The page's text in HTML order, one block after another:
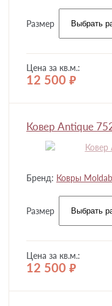
Размер
Цена за кв.м.:
12 500 руб.
Ковер Antique
Бренд: Ковры
Размер
Цена за кв.м.:
12 500 руб.